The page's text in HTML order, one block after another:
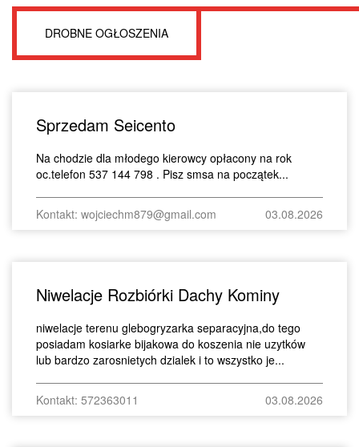
DROBNE OGŁOSZENIA
Sprzedam Seicento
Na chodzie dla młodego kierowcy opłacony na rok
oc.telefon 537 144 798 . Pisz smsa na początek...
Kontakt: wojciechm879@gmail.com 03.08.2026
Niwelacje Rozbiórki Dachy Kominy
niwelacje terenu glebogryzarka separacyjna,do tego
posiadam kosiarke bijakowa do koszenia nie uzytków
lub bardzo zarosnietych dzialek i to wszystko je...
Kontakt: 572363011 03.08.2026